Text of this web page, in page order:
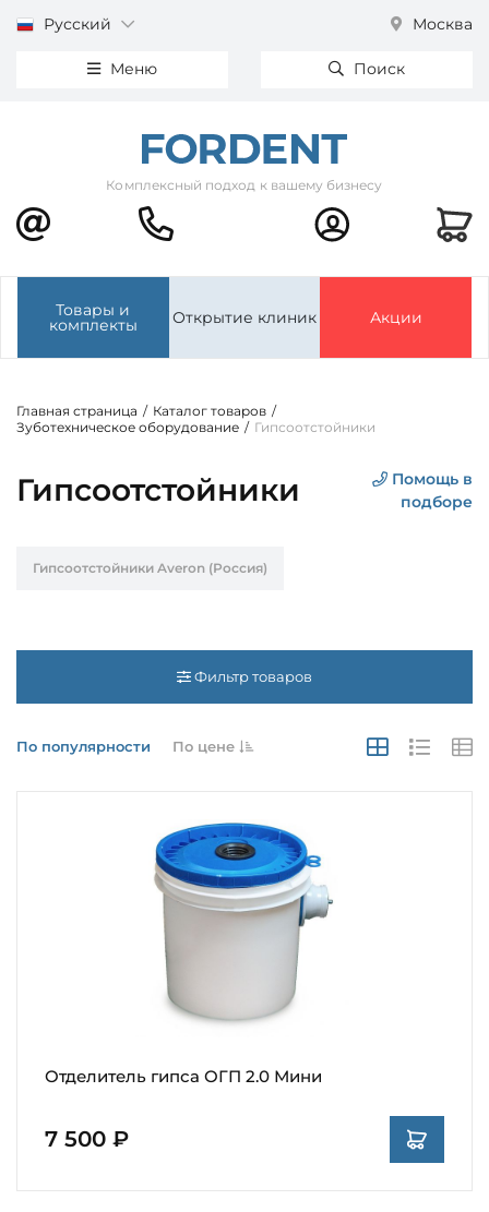
Русский Москва
Меню Поиск
Комплексный подход к вашему бизнесу
Товары и
комплекты Открытие клиник Акции
Главная страница / Каталог товаров /
Зуботехническое оборудование / Гипсоотстойники
Гипсоотстойники
Помощь в
подборе
Гипсоотстойники Averon (Россия)
Фильтр товаров
По популярности По цене
Отделитель гипса ОГП 2.0 Мини
7 500 ₽